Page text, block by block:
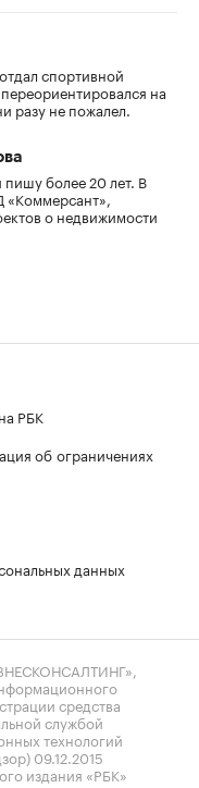
спортивной
на
разу не пожалел.
более 20 лет. В
«Коммерсант»,
о недвижимости
РБК
об ограничениях
данных
средства
службой
технологий
09.12.2015
издания «РБК»